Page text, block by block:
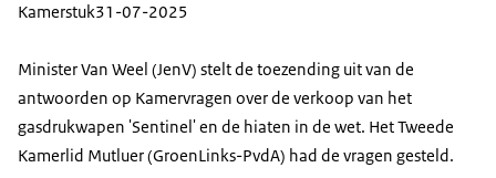
Kamerstuk31-07-2025
Minister Van Weel (JenV) stelt de toezending uit van de
antwoorden op Kamervragen over de verkoop van het
gasdrukwapen 'Sentinel' en de hiaten in de wet. Het Tweede
Kamerlid Mutluer (GroenLinks-PvdA) had de vragen gesteld.